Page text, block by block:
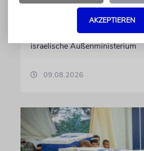
Weil »propalästinensische«
einem »Tag des Zorns«
sollen sich Israelis bedeckt
israelische Außenministerium
09.08.2026
AKZEPTIEREN